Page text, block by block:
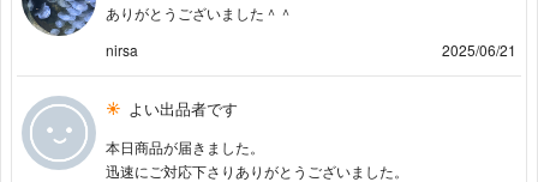
ありがとうございました＾＾
nirsa
2025/06/21
よい出品者です
本日商品が届きました。
迅速にご対応下さりありがとうございました。